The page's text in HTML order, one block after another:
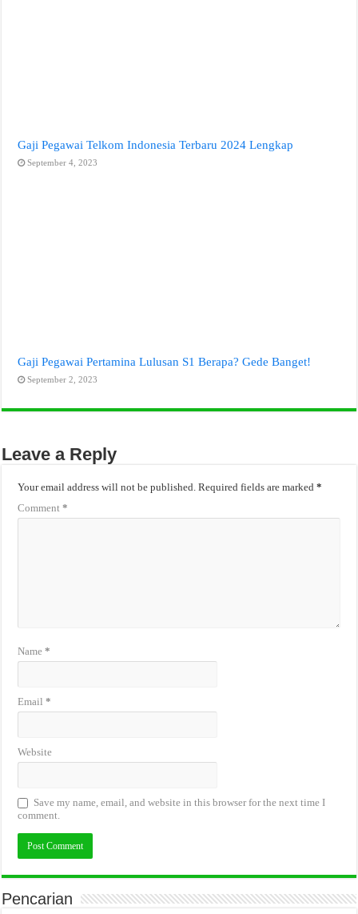
Gaji Pegawai Telkom Indonesia Terbaru 2024 Lengkap
September 4, 2023
Gaji Pegawai Pertamina Lulusan S1 Berapa? Gede Banget!
September 2, 2023
Leave a Reply
Your email address will not be published. Required fields are marked*
Comment*
Name*
Email*
Website
Save my name, email, and website in this browser for the next time I
comment.
Pencarian